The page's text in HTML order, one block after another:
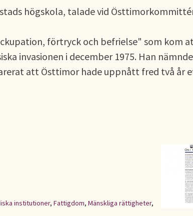
högskola, talade vid
förtryck och befrielse" som kom
invasionen i december 1975. Han
att Östtimor hade uppnått fred två år
institutioner, Fattigdom, Mänskliga rättigheter,